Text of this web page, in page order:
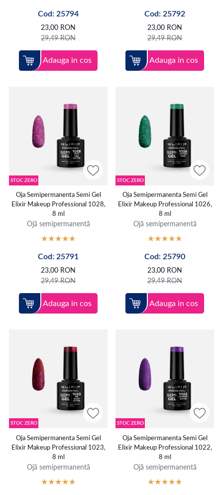
Cod: 25794
23,00 RON
29,49RON
Adauga in cos
Cod: 25792
23,00 RON
29,49RON
Adauga in cos
STOC ZERO
Oja Semipermanenta Semi Gel
Elixir Makeup Professional 1028,
8 ml
Ojă semipermanentă
Cod: 25791
23,00 RON
29,49RON
Adauga in cos
STOC ZERO
Oja Semipermanenta Semi Gel
Elixir Makeup Professional 1026,
8 ml
Ojă semipermanentă
Cod: 25790
23,00 RON
29,49RON
Adauga in cos
STOC ZERO
Oja Semipermanenta Semi Gel
Elixir Makeup Professional 1023,
8 ml
Ojă semipermanentă
STOC ZERO
Oja Semipermanenta Semi Gel
Elixir Makeup Professional 1022,
8 ml
Ojă semipermanentă